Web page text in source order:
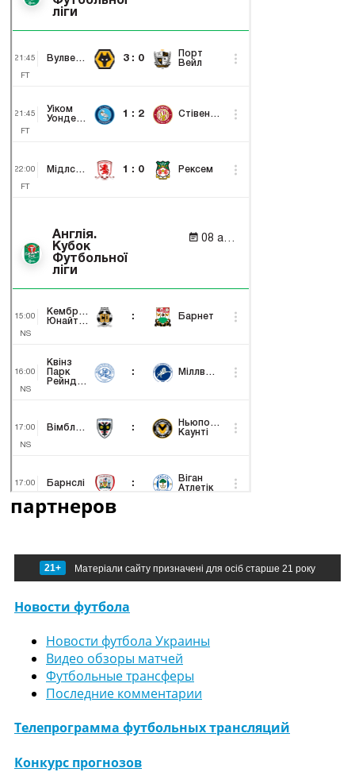
партнеров
21+ Матеріали сайту призначені для осіб старше 21 року
Новости футбола
Новости футбола Украины
Видео обзоры матчей
Футбольные трансферы
Последние комментарии
Телепрограмма футбольных трансляций
Конкурс прогнозов